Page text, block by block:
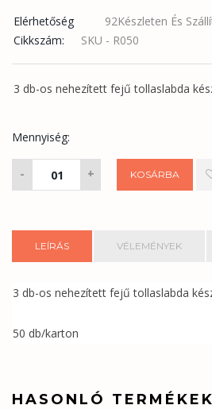
Elérhetőség
92Készleten És
Cikkszám:
SKU - R050
3 db-os nehezített fejű tollaslabda
Mennyiség:
- + KOSÁRBA
LEÍRÁS VÉLEMÉNYEK
3 db-os nehezített fejű tollaslabda
50 db/karton
HASONLÓ TERMÉKEK